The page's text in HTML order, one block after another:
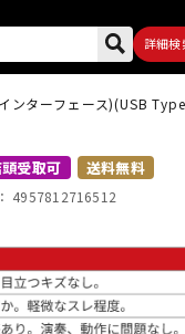
詳細検
ドラム
ンターフェース)(USB
受取可 送料無料
4957812716512